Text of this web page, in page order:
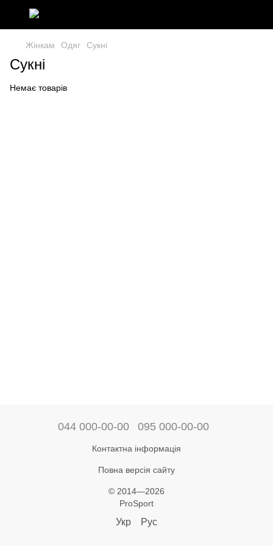
Жінкам Одяг Сукні
Сукні
Немає товарів
044 000-00-00 095 000-00-00
Контактна інформація
Повна версія сайту
© 2014—2026
ProSport
Укр Рус